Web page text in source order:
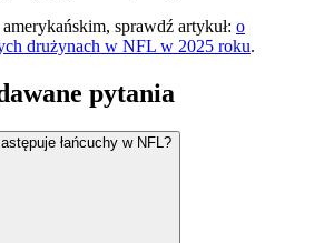
sprawdź artykuł: o
drużynach w NFL w 2025 roku.
pytania
łańcuchy w NFL?